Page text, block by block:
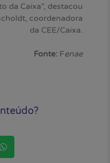
da Caixa”, destacou
coordenadora
da CEE/Caixa.
Fonte: Fenae